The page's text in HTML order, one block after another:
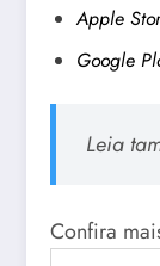
Apple
Google
Leia
Confira